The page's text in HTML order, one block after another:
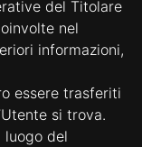
del Titolare
nel
informazioni,
essere trasferiti
si trova.
luogo del